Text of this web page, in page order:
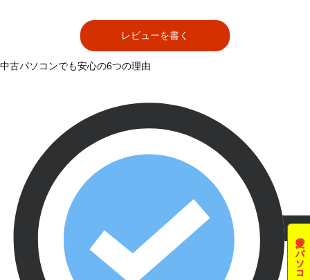
レビューを書く
夏のパソコン祭
中古パソコンでも安心の6つの理由